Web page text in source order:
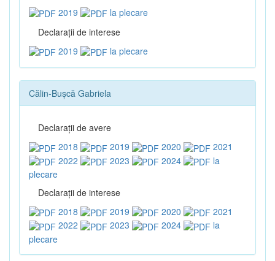
2019
la plecare
Declaraţii de interese
2019
la plecare
Călin-Bușcă Gabriela
Declaraţii de avere
2018
2019 2020
2021
2022
2023 2024
la
plecare
Declaraţii de interese
2018
2019 2020
2021
2022
2023 2024
la
plecare